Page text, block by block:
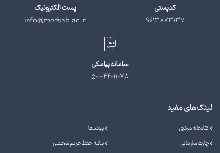
کدپستی
9613873137
پست الکترونیک
info@medsab.ac.ir
سامانه پیامکی
500044011078
لینک‌های مفید
کتابخانه مرکزی
پیوندها
چارت سازمانی
بیانیه حفظ حریم شخصی